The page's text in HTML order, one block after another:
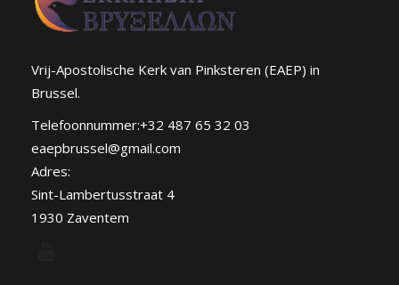
Vrij-Apostolische Kerk van Pinksteren (EAEP) in
Brussel.
Telefoonnummer:+32 487 65 32 03
eaepbrussel@gmail.com
Adres:
Sint-Lambertusstraat 4
1930 Zaventem